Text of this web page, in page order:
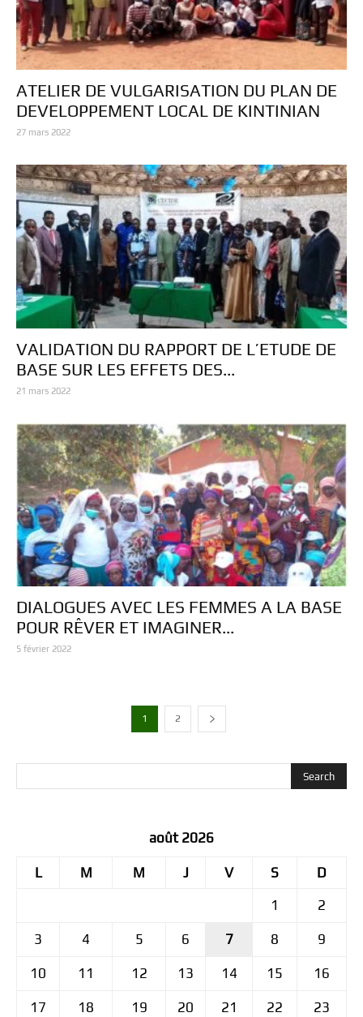
ATELIER DE VULGARISATION DU PLAN DE
DEVELOPPEMENT LOCAL DE KINTINIAN
27 mars 2022
VALIDATION DU RAPPORT DE L’ETUDE DE
BASE SUR LES EFFETS DES...
21 mars 2022
DIALOGUES AVEC LES FEMMES A LA BASE
POUR RÊVER ET IMAGINER...
5 février 2022
1 2
août 2026
L M M J V S
D
1
2
3 4 5 6 7 8 9
10 11 12 13 14 15 16
17 18 19 20 21 22 23